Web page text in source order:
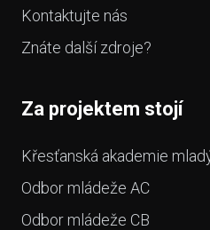
Kontaktujte nás
Znáte další zdroje?
Za projektem stojí
Křesťanská akademie
Odbor mládeže AC
Odbor mládeže CB